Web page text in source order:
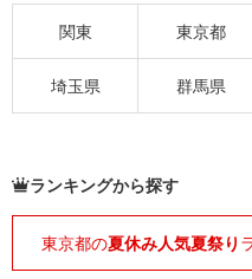
関東 東京都
埼玉県 群馬県
ランキングから探す
東京都の夏休み人気夏祭り